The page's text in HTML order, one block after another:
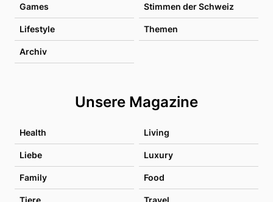
Games Stimmen der Schweiz
Lifestyle Themen
Archiv
Unsere Magazine
Health Living
Liebe Luxury
Family Food
Tiere Travel